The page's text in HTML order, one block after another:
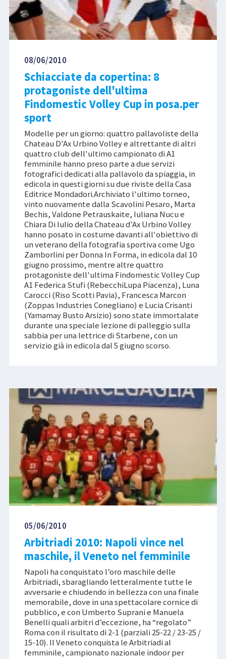
08/06/2010
Schiacciate da copertina: 8
protagoniste dell'ultima
Findomestic Volley Cup in posa.per
sport
Modelle per un giorno: quattro pallavoliste della
Chateau D'Ax Urbino Volley e altrettante di altri
quattro club dell'ultimo campionato di A1
femminile hanno preso parte a due servizi
fotografici dedicati alla pallavolo da spiaggia, in
edicola in questi giorni su due riviste della Casa
Editrice Mondadori.Archiviato l'ultimo torneo,
vinto nuovamente dalla Scavolini Pesaro, Marta
Bechis, Valdone Petrauskaite, Iuliana Nucu e
Chiara Di Iulio della Chateau d'Ax Urbino Volley
hanno posato in costume davanti all'obiettivo di
un veterano della fotografia sportiva come Ugo
Zamborlini per Donna In Forma, in edicola dal 10
giugno prossimo, mentre altre quattro
protagoniste dell'ultima Findomestic Volley Cup
A1 Federica Stufi (RebecchiLupa Piacenza), Luna
Carocci (Riso Scotti Pavia), Francesca Marcon
(Zoppas Industries Conegliano) e Lucia Crisanti
(Yamamay Busto Arsizio) sono state immortalate
durante una speciale lezione di palleggio sulla
sabbia per una lettrice di Starbene, con un
servizio già in edicola dal 5 giugno scorso.
05/06/2010
Arbitriadi 2010: Napoli vince nel
maschile, il Veneto nel femminile
Napoli ha conquistato l’oro maschile delle
Arbitriadi, sbaragliando letteralmente tutte le
avversarie e chiudendo in bellezza con una finale
memorabile, dove in una spettacolare cornice di
pubblico, e con Umberto Suprani e Manuela
Benelli quali arbitri d’eccezione, ha “regolato”
Roma con il risultato di 2-1 (parziali 25-22 / 23-25 /
15-10). Il Veneto conquista le Arbitriadi al
femminile, campionato nazionale indoor per